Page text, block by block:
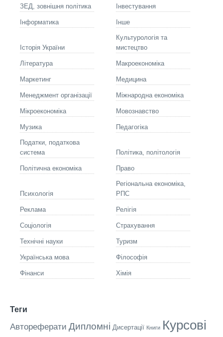
ЗЕД, зовнішня політика Інвестування
Інформатика Інше
Історія України
Культурологія та
мистецтво
Літературa Макроекономіка
Маркетинг Медицина
Менеджмент організації Міжнародна економіка
Мікроекономіка Мовознавство
Музика Педагогіка
Податки, податкова
система
Політика, політологія
Політична економіка Право
Психологія
Регіональна економіка,
РПС
Реклама Релігія
Соціологія Страхування
Технічні науки Туризм
Українська мова Філософія
Фінанси Хімія
Теги
Автореферати Дипломні Дисертації Книги Курсові